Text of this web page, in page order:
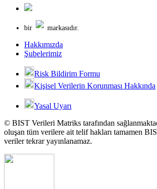
bir markasıdır.
Hakkımızda
Şubelerimiz
Risk Bildirim Formu
Kişisel Verilerin Korunması Hakkında
Yasal Uyarı
© BIST Verileri Matriks tarafından
oluşan tüm verilere ait telif hakları tamamen
veriler tekrar yayınlanamaz.